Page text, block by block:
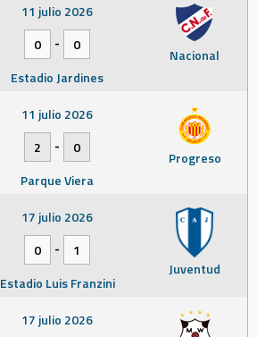
Nacional
11 julio 2026
0
-
0
Estadio Jardines
Progreso
11 julio 2026
2
-
0
Parque Viera
Juventud
17 julio 2026
0
-
1
Estadio Luis Franzini
17 julio 2026